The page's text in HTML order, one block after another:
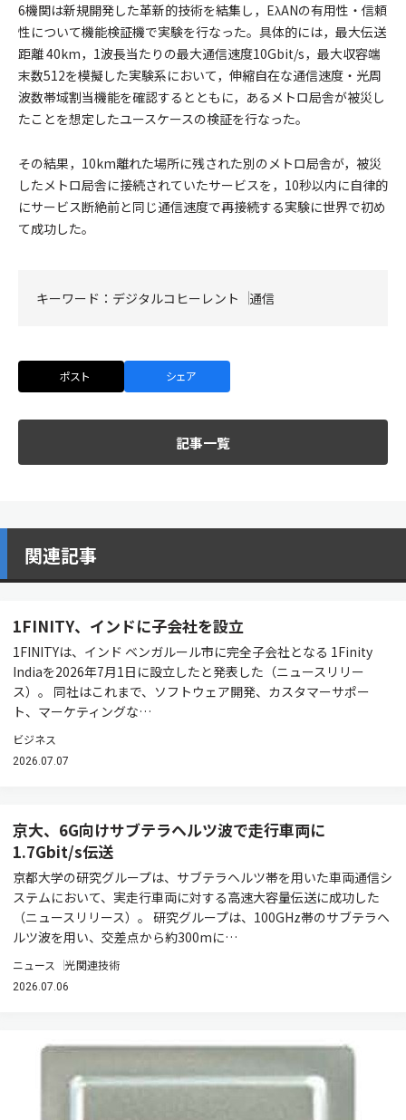
6機関は新規開発した革新的技術を結集し，EλANの有用性・信頼
性について機能検証機で実験を行なった。具体的には，最大伝送
距離 40km，1波長当たりの最大通信速度10Gbit/s，最大収容端
末数512を模擬した実験系において，伸縮自在な通信速度・光周
波数帯域割当機能を確認するとともに，あるメトロ局舎が被災し
たことを想定したユースケースの検証を行なった。
その結果，10km離れた場所に残された別のメトロ局舎が，被災
したメトロ局舎に接続されていたサービスを，10秒以内に自律的
にサービス断絶前と同じ通信速度で再接続する実験に世界で初め
て成功した。
キーワード： デジタルコヒーレント 通信
ポスト シェア
記事一覧
関連記事
1FINITY、インドに子会社を設立
1FINITYは、インド ベンガルール市に完全子会社となる 1Finity
Indiaを2026年7月1日に設立したと発表した（ニュースリリー
ス）。 同社はこれまで、ソフトウェア開発、カスタマーサポー
ト、マーケティングな…
ビジネス
2026.07.07
京大、6G向けサブテラヘルツ波で走行車両に
1.7Gbit/s伝送
京都大学の研究グループは、サブテラヘルツ帯を用いた車両通信シ
ステムにおいて、実走行車両に対する高速大容量伝送に成功した
（ニュースリリース）。 研究グループは、100GHz帯のサブテラヘ
ルツ波を用い、交差点から約300mに…
ニュース 光関連技術
2026.07.06